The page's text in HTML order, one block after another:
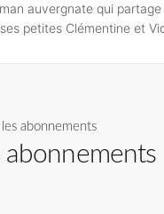
auvergnate qui partage
petites Clémentine et
abonnements
abonnements